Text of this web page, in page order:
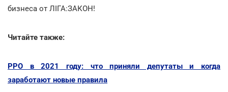
бизнеса от ЛІГА:ЗАКОН!
Читайте также:
РРО в 2021 году: что приняли депутаты и когда
заработают новые правила